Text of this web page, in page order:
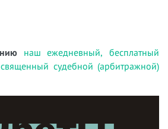
наш ежедневный, бесплатный
судебной (арбитражной)